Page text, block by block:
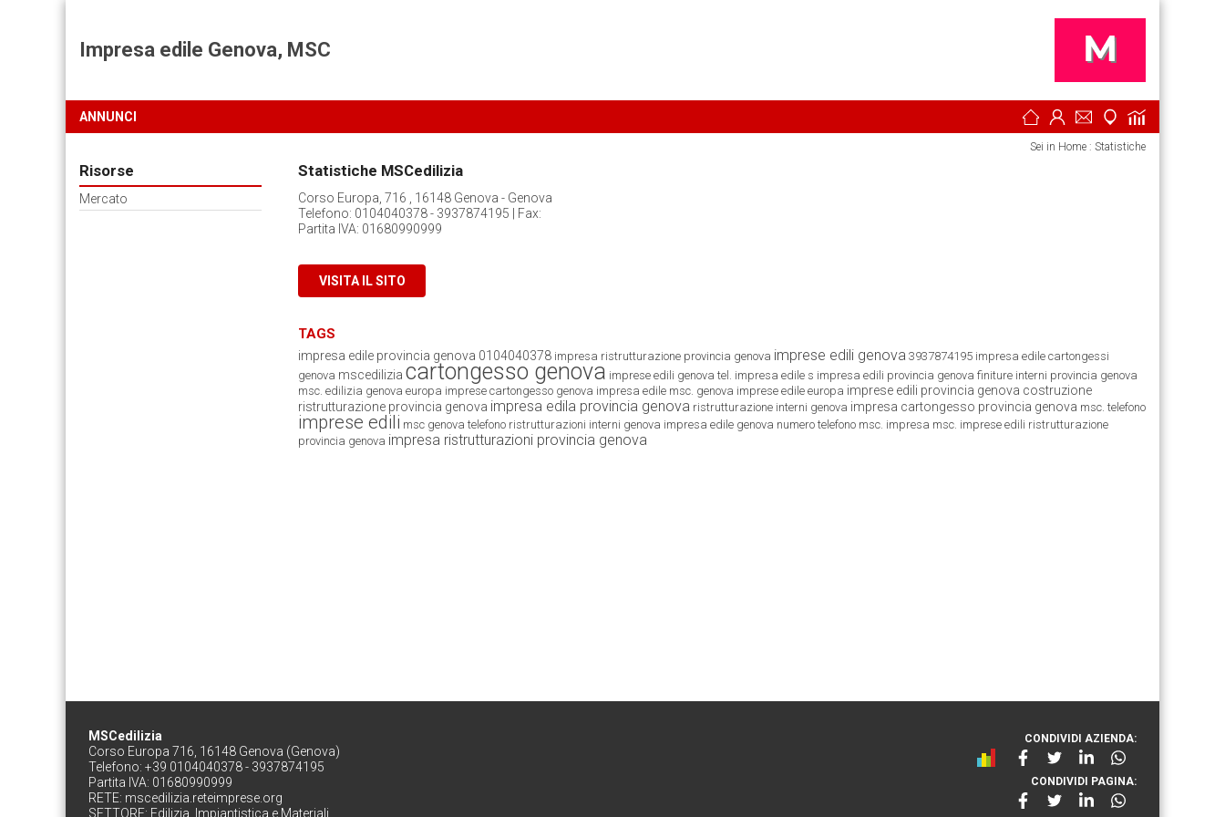
Impresa edile Genova, MSC
ANNUNCI
Risorse
Mercato
Sei in Home : Statistiche
Statistiche MSCedilizia
Corso Europa, 716 , 16148 Genova - Genova
Telefono: 0104040378 - 3937874195 | Fax:
Partita IVA: 01680990999
VISITA IL SITO
TAGS
impresa edile provincia genova 0104040378 impresa ristrutturazione provincia genova imprese edili genova 3937874195 impresa edile cartongessi
genova mscedilizia cartongesso genova imprese edili genova tel. impresa edile s impresa edili provincia genova finiture interni provincia genova
msc. edilizia genova europa imprese cartongesso genova impresa edile msc. genova imprese edile europa imprese edili provincia genova costruzione
ristrutturazione provincia genova impresa edila provincia genova ristrutturazione interni genova impresa cartongesso provincia genova msc. telefono
imprese edili msc genova telefono ristrutturazioni interni genova impresa edile genova numero telefono msc. impresa msc. imprese edili ristrutturazione
provincia genova impresa ristrutturazioni provincia genova
MSCedilizia
Corso Europa 716, 16148 Genova (Genova)
Telefono: +39 0104040378 - 3937874195
Partita IVA: 01680990999
RETE: mscedilizia.reteimprese.org
SETTORE: Edilizia, Impiantistica e Materiali
CONDIVIDI AZIENDA:
CONDIVIDI PAGINA: